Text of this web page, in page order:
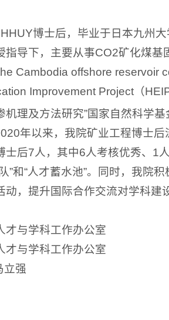
博士后，毕业于日本九州
指导下，主要从事CO2矿化煤
Cambodia offshore reservoir
Improvement Project（
机理及方法研究”国家自然科学
年以来，我院矿业工程博士
士后7人，其中6人考核优秀、1
”和“人才蓄水池”。同时，我院
动，提升国际合作交流对学科建
才与学科工作办公室
才与学科工作办公室
强